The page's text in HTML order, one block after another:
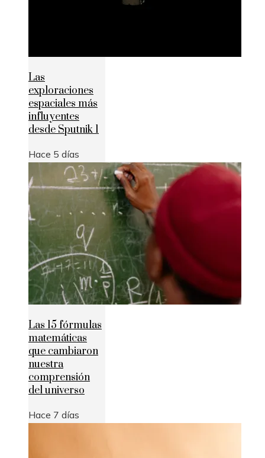
Las
exploraciones
espaciales más
influyentes
desde Sputnik 1
Hace 5 días
Las 15 fórmulas
matemáticas
que cambiaron
nuestra
comprensión
del universo
Hace 7 días